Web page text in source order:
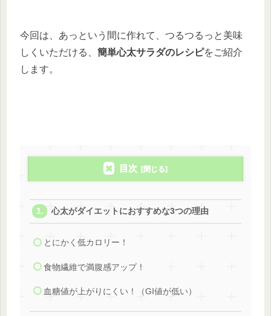
今回は、あっという間に作れて、つるつるっと美味
しくいただける、 簡単心太サラダのレシピをご紹介
します。
目次
心太がダイエットにおすすめな3つの理由
とにかく低カロリー！
食物繊維で満腹感アップ！
血糖値が上がりにくい！（GI値が低い）